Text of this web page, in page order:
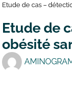
Etude de cas –
Etude de
obésité